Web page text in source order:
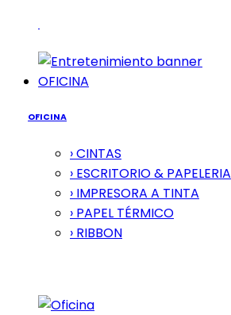
OFICINA
OFICINA
› CINTAS
› ESCRITORIO & PAPELERIA
› IMPRESORA A TINTA
› PAPEL TÉRMICO
› RIBBON